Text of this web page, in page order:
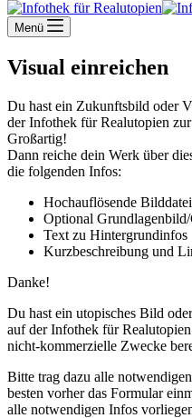
Menü
Visual einreichen
Du hast ein Zukunftsbild oder
der Infothek für Realutopien
Großartig!
Dann reiche dein Werk über
die folgenden Infos:
Hochauflösende Bilddatei
Optional
Text zu Hintergrundinfos
Kurzbeschreibung und
Danke!
Du hast ein utopisches Bild
auf der Infothek für
nicht-kommerzielle Zwecke
Bitte trag dazu alle
besten vorher das Formular
alle notwendigen Infos